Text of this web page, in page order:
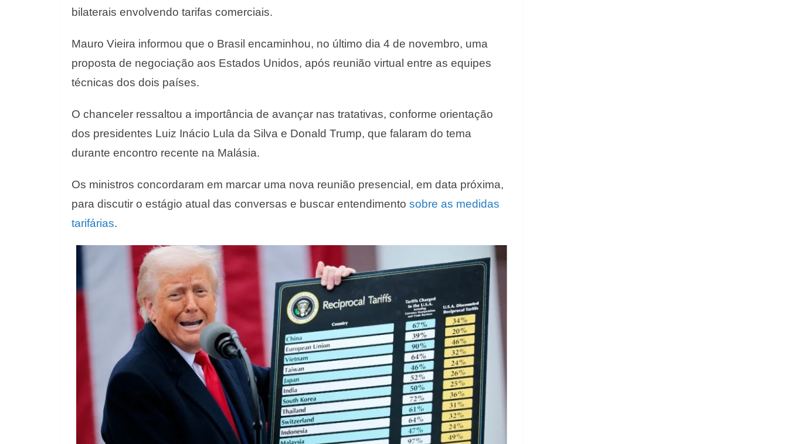
bilaterais envolvendo tarifas comerciais.
Mauro Vieira informou que o Brasil encaminhou, no último dia 4 de novembro, uma
proposta de negociação aos Estados Unidos, após reunião virtual entre as equipes
técnicas dos dois países.
O chanceler ressaltou a importância de avançar nas tratativas, conforme orientação
dos presidentes Luiz Inácio Lula da Silva e Donald Trump, que falaram do tema
durante encontro recente na Malásia.
Os ministros concordaram em marcar uma nova reunião presencial, em data próxima,
para discutir o estágio atual das conversas e buscar entendimento sobre as medidas
tarifárias.